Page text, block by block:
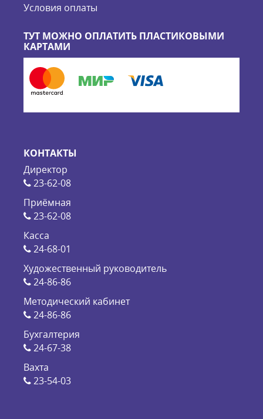
Условия оплаты
ТУТ МОЖНО ОПЛАТИТЬ ПЛАСТИКОВЫМИ
КАРТАМИ
КОНТАКТЫ
Директор
23-62-08
Приёмная
23-62-08
Касса
24-68-01
Художественный руководитель
24-86-86
Методический кабинет
24-86-86
Бухгалтерия
24-67-38
Вахта
23-54-03